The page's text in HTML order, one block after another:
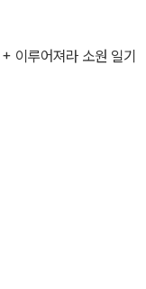
이루어져라 소원 일기